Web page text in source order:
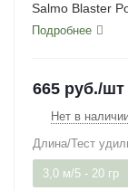
Salmo Blaster
Подробнее
665 руб./шт
Нет в
Длина/Тест
3,0 м/5 - 20 гр